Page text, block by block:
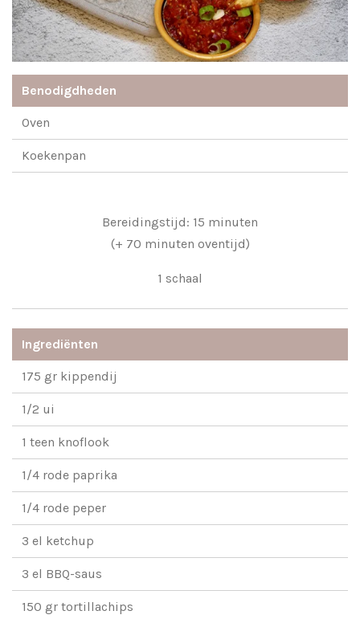
Benodigdheden
Oven
Koekenpan
Bereidingstijd: 15 minuten
(+ 70 minuten oventijd)
1 schaal
Ingrediënten
175 gr kippendij
1/2 ui
1 teen knoflook
1/4 rode paprika
1/4 rode peper
3 el ketchup
3 el BBQ-saus
150 gr tortillachips